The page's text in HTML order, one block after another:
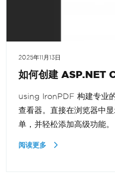
2025年11月13日
如何创建 ASP.NET
using IronPDF 构建专业
查看器。直接在浏览器中
单，并轻松添加高级功能。
阅读更多